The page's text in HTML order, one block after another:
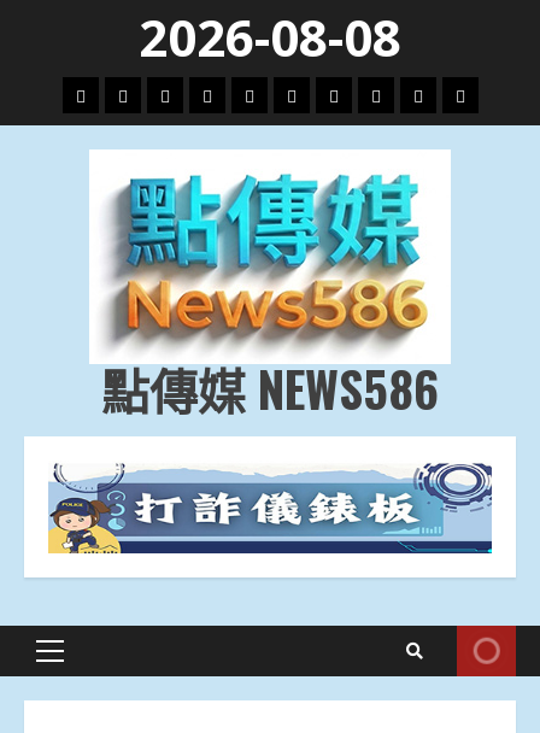
content
2026-08-08
頭
條
財
經
地
方.
會
文
教.
技
專
題
娛
樂
劇
政
治
國
際
運
動
生
活
點傳媒 NEWS586
Primary